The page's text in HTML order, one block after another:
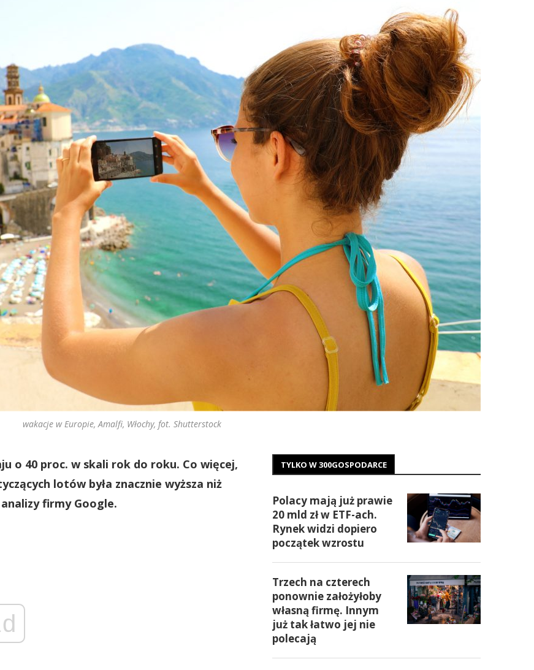
wakacje w Europie, Amalfi, Włochy, fot. Shutterstock
o 40 proc. w skali rok do roku. Co więcej,
lotów była znacznie wyższa niż
firmy Google.
TYLKO W 300GOSPODARCE
Polacy mają już prawie
20 mld zł w ETF-ach.
Rynek widzi dopiero
początek wzrostu
Trzech na czterech
ponownie założyłoby
własną firmę. Innym
już tak łatwo jej nie
polecają